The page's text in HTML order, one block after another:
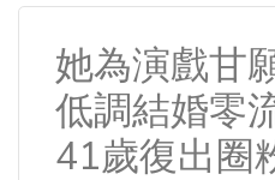
她為演戲甘
低調結婚零
41歲復出圈